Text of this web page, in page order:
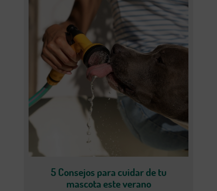
5 Consejos para cuidar de tu
mascota este verano